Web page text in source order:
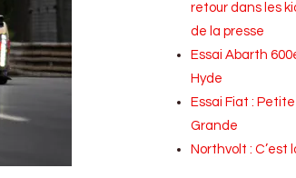
retour dans les
de la presse
Essai Abarth
Hyde
Essai Fiat :
Grande
Northvolt : C’est